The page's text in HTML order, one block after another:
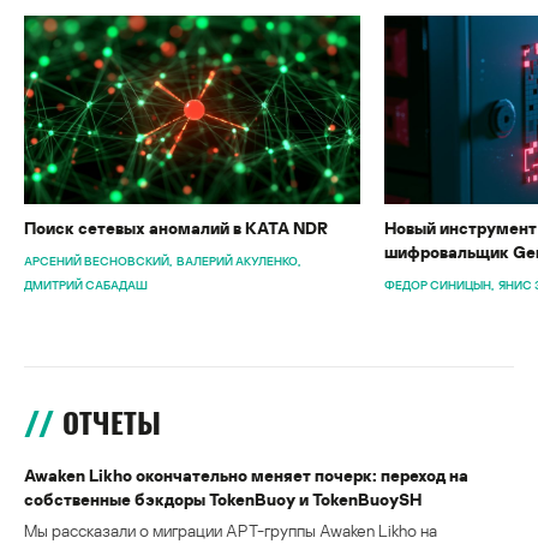
Поиск сетевых аномалий в KATA NDR
АРСЕНИЙ ВЕСНОВСКИЙ ВАЛЕРИЙ АКУЛЕНКО
ДМИТРИЙ САБАДАШ
Новый
шифровальщик
ФЕДОР СИНИЦЫН ЯНИС
ОТЧЕТЫ
Awaken Likho окончательно меняет почерк: переход на
собственные бэкдоры TokenBuoy и TokenBuoySH
Мы рассказали о миграции APT-группы Awaken Likho на